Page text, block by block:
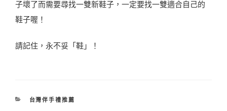
子壞了而需要尋找一雙新鞋子，一定要找一雙適合自己的
鞋子喔！
請記住，永不妥「鞋」！
分
台灣伴手禮推薦